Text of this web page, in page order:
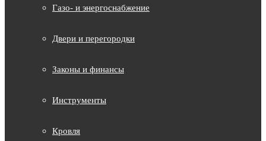
Газо- и энергоснабжение
Двери и перегородки
Законы и финансы
Инструменты
Кровля